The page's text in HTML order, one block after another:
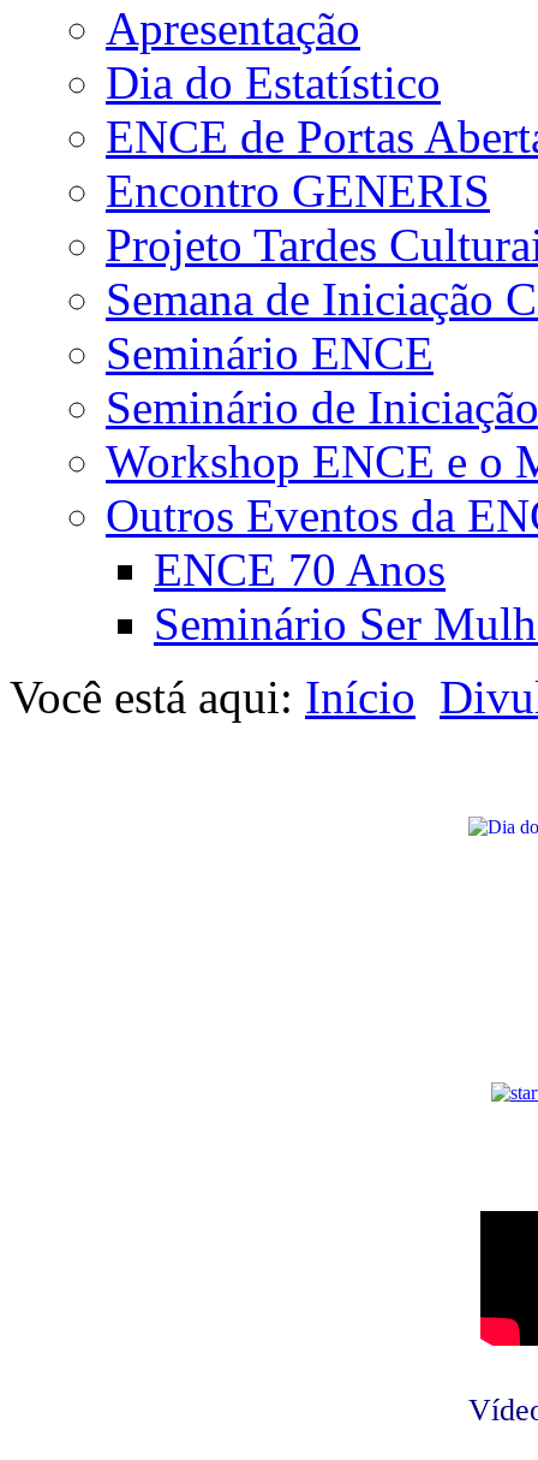
Apresentação
Dia do Estatístico
ENCE de Portas
Encontro GENERIS
Projeto Tardes
Semana de Iniciação
Seminário ENCE
Seminário de
Workshop ENCE e o
Outros Eventos da
ENCE 70 Anos
Seminário Ser
Você está aqui: Início